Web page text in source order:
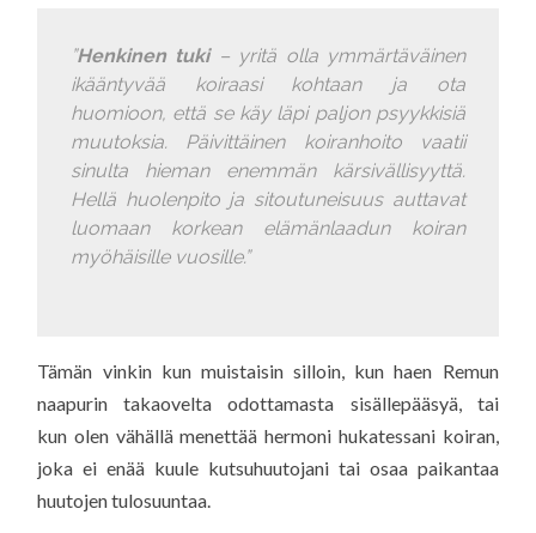
”Henkinen tuki– yritä olla ymmärtäväinen
ikääntyvää koiraasi kohtaan ja ota
huomioon, että se käy läpi paljon psyykkisiä
muutoksia. Päivittäinen koiranhoito vaatii
sinulta hieman enemmän kärsivällisyyttä.
Hellä huolenpito ja sitoutuneisuus auttavat
luomaan korkean elämänlaadun koiran
myöhäisille vuosille.”
Tämän vinkin kun muistaisin silloin, kun haen Remun
naapurin takaovelta odottamasta sisällepääsyä, tai
kun olen vähällä menettää hermoni hukatessani koiran,
joka ei enää kuule kutsuhuutojani tai osaa paikantaa
huutojen tulosuuntaa.